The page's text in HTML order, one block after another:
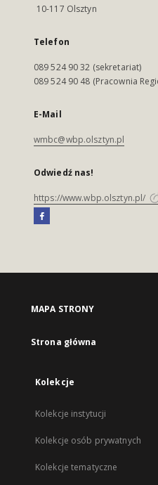
10-117 Olsztyn
Telefon
089 524 90 32 (sekretariat)
089 524 90 48 (Pracownia
E-Mail
wmbc@wbp.olsztyn.pl
Odwiedź nas!
https://www.wbp.olsztyn.pl/
MAPA STRONY
Strona główna
Kolekcje
Kolekcje instytucji
Kolekcje osób prywatnych
Kolekcje tematyczne